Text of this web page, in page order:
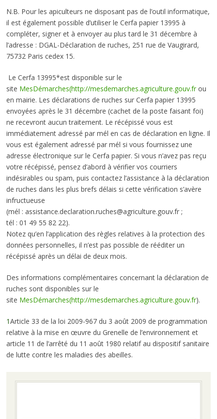
N.B. Pour les apiculteurs ne disposant pas de l’outil informatique,
il est également possible d’utiliser le Cerfa papier 13995 à
compléter, signer et à envoyer au plus tard le 31 décembre à
l’adresse : DGAL-Déclaration de ruches, 251 rue de Vaugirard,
75732 Paris cedex 15.
Le Cerfa 13995*est disponible sur le
site MesDémarches(http://mesdemarches.agriculture.gouv.frou
en mairie. Les déclarations de ruches sur Cerfa papier 13995
envoyées après le 31 décembre (cachet de la poste faisant foi)
ne recevront aucun traitement. Le récépissé vous est
immédiatement adressé par mél en cas de déclaration en ligne. Il
vous est également adressé par mél si vous fournissez une
adresse électronique sur le Cerfa papier. Si vous n’avez pas reçu
votre récépissé, pensez d’abord à vérifier vos courriers
indésirables ou spam, puis contactez l’assistance à la déclaration
de ruches dans les plus brefs délais si cette vérification s’avère
infructueuse
(mél : assistance.declaration.ruches@agriculture.gouv.fr ;
tél : 01 49 55 82 22).
Notez qu’en l’application des règles relatives à la protection des
données personnelles, il n’est pas possible de rééditer un
récépissé après un délai de deux mois.
Des informations complémentaires concernant la déclaration de
ruches sont disponibles sur le
site MesDémarches(http://mesdemarches.agriculture.gouv.fr).
1Article 33 de la loi 2009-967 du 3 août 2009 de programmation
relative à la mise en œuvre du Grenelle de l’environnement et
article 11 de l’arrêté du 11 août 1980 relatif au dispositif sanitaire
de lutte contre les maladies des abeilles.